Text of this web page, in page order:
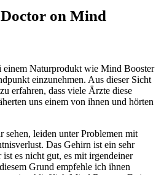
Doctor on Mind
einem Naturprodukt wie Mind Booster
einzunehmen. Aus dieser Sicht
erfahren, dass viele Ärzte diese
uns einem von ihnen und hörten
sehen, leiden unter Problemen mit
Das Gehirn ist ein sehr
es nicht gut, es mit irgendeiner
Grund empfehle ich ihnen